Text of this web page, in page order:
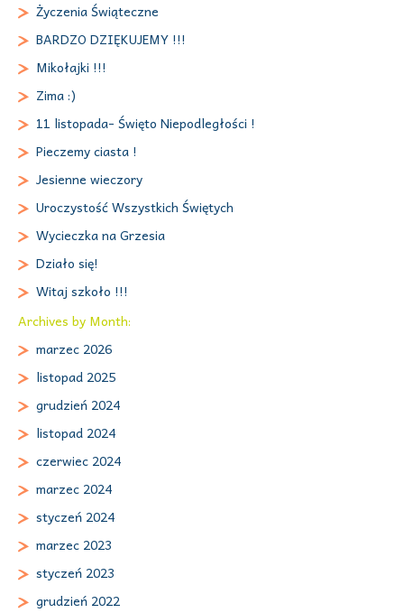
Życzenia Świąteczne
BARDZO DZIĘKUJEMY !!!
Mikołajki !!!
Zima :)
11 listopada- Święto Niepodległości !
Pieczemy ciasta !
Jesienne wieczory
Uroczystość Wszystkich Świętych
Wycieczka na Grzesia
Działo się!
Witaj szkoło !!!
Archives by Month:
marzec 2026
listopad 2025
grudzień 2024
listopad 2024
czerwiec 2024
marzec 2024
styczeń 2024
marzec 2023
styczeń 2023
grudzień 2022